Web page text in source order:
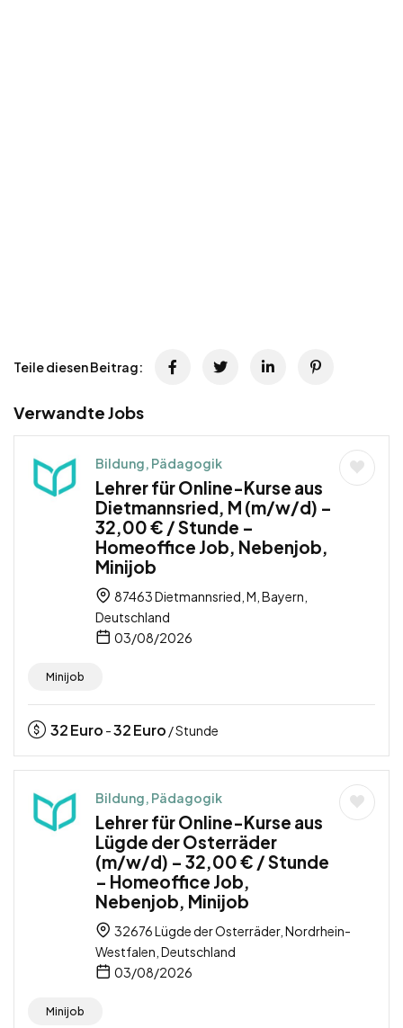
Teile diesen Beitrag:
Verwandte Jobs
Bildung, Pädagogik
Lehrer für Online-Kurse aus
Dietmannsried, M (m/w/d) –
32,00 € / Stunde –
Homeoffice Job, Nebenjob,
Minijob
87463 Dietmannsried, M, Bayern,
Deutschland
03/08/2026
Minijob
32Euro -32Euro / Stunde
Bildung, Pädagogik
Lehrer für Online-Kurse aus
Lügde der Osterräder
(m/w/d) – 32,00 € / Stunde
– Homeoffice Job,
Nebenjob, Minijob
32676 Lügde der Osterräder, Nordrhein-
Westfalen, Deutschland
03/08/2026
Minijob